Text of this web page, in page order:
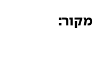
מקור: